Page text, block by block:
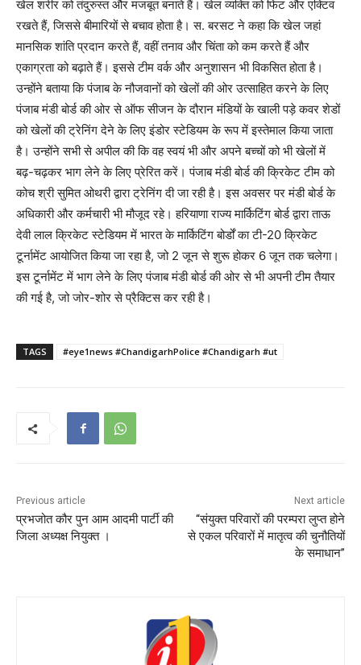
खेल शरीर को तंदुरुस्त और मजबूत बनाते हैं। खेल व्यक्ति को फिट और एक्टिव
रखते हैं, जिससे बीमारियों से बचाव होता है। स. बरसट ने कहा कि खेल जहां
मानसिक शांति प्रदान करते हैं, वहीं तनाव और चिंता को कम करते हैं और
एकाग्रता को बढ़ाते हैं। इससे टीम वर्क और अनुशासन भी विकसित होता है।
उन्होंने बताया कि पंजाब के नौजवानों को खेलों की ओर उत्साहित करने के लिए
पंजाब मंडी बोर्ड की ओर से ऑफ सीजन के दौरान मंडियों के खाली पड़े कवर शेडों
को खेलों की ट्रेनिंग देने के लिए इंडोर स्टेडियम के रूप में इस्तेमाल किया जाता
है। उन्होंने सभी से अपील की कि वह स्वयं भी और अपने बच्चों को भी खेलों में
बढ़-चढ़कर भाग लेने के लिए प्रेरित करें। पंजाब मंडी बोर्ड की क्रिकेट टीम को
कोच श्री सुमित ओथरी द्वारा ट्रेनिंग दी जा रही है। इस अवसर पर मंडी बोर्ड के
अधिकारी और कर्मचारी भी मौजूद रहे। हरियाणा राज्य मार्किटिंग बोर्ड द्वारा ताऊ
देवी लाल क्रिकेट स्टेडियम में भारत के मार्किटिंग बोर्डों का टी-20 क्रिकेट
टूर्नामेंट आयोजित किया जा रहा है, जो 2 जून से शुरू होकर 6 जून तक चलेगा।
इस टूर्नामेंट में भाग लेने के लिए पंजाब मंडी बोर्ड की ओर से भी अपनी टीम तैयार
की गई है, जो जोर-शोर से प्रैक्टिस कर रही है।
TAGS #eye1news #ChandigarhPolice #Chandigarh #ut
Previous article
प्रभजोत कौर पुन आम आदमी पार्टी की
जिला अध्यक्ष नियुक्त ।
Next article
“संयुक्त परिवारों की परम्परा लुप्त होने
से एकल परिवारों में मातृत्व की चुनौतियों
के समाधान”